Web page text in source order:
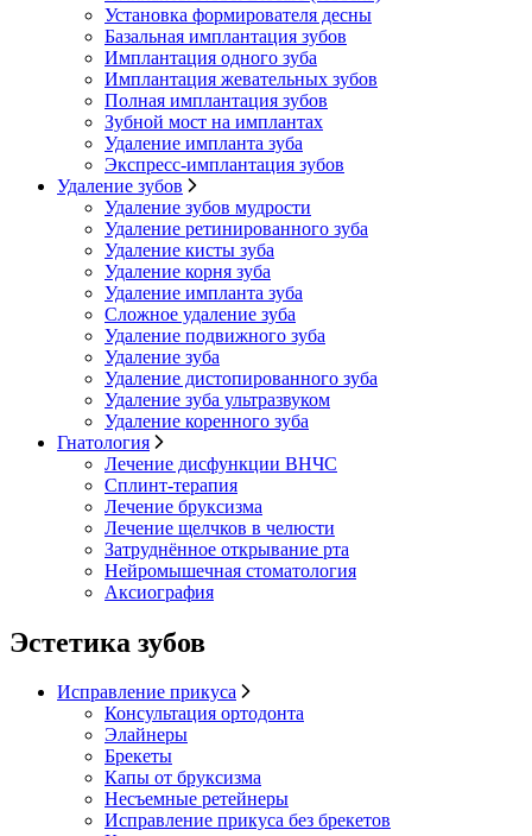
Установка формирователя десны
Базальная имплантация зубов
Имплантация одного зуба
Имплантация жевательных зубов
Полная имплантация зубов
Зубной мост на имплантах
Удаление импланта зуба
Экспресс-имплантация зубов
Удаление зубов
Удаление зубов мудрости
Удаление ретинированного зуба
Удаление кисты зуба
Удаление корня зуба
Удаление импланта зуба
Сложное удаление зуба
Удаление подвижного зуба
Удаление зуба
Удаление дистопированного зуба
Удаление зуба ультразвуком
Удаление коренного зуба
Гнатология
Лечение дисфункции ВНЧС
Сплинт-терапия
Лечение бруксизма
Лечение щелчков в челюсти
Затруднённое открывание рта
Нейромышечная стоматология
Аксиография
Эстетика зубов
Исправление прикуса
Консультация ортодонта
Элайнеры
Брекеты
Капы от бруксизма
Несъемные ретейнеры
Исправление прикуса без брекетов